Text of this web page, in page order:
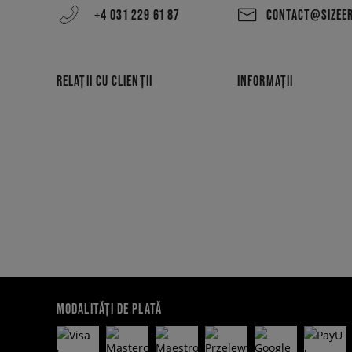
+4 031 229 61 87
RELAȚII CU CLIENȚII INFORMAȚII
MODALITĂȚI DE PLATĂ